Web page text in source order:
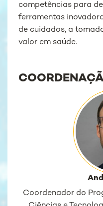
competências para
ferramentas
de cuidados, a
valor em saúde.
Coordenador do